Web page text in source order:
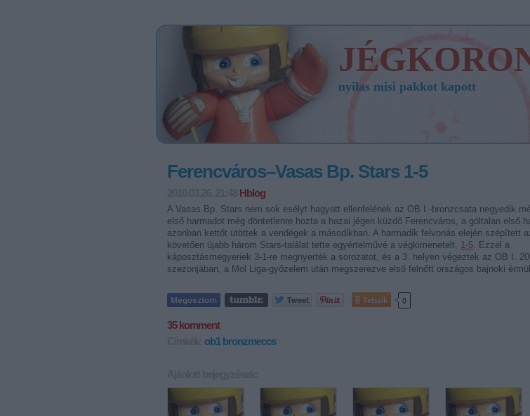
nyilas misi pakkot kapott
Ferencváros–Vasas Bp. Stars 1-5
Hblog
A Vasas Bp. Stars nem sok esélyt hagyott ellenfelének az OB I.-bronzcsata negyedik
első harmadot még döntetlenre hozta a hazai jégen küzdő Ferencváros, a góltalan első
azonban kettőt ütöttek a vendégek a másodikban. A harmadik felvonás elején szépített
követően újabb három Stars-találat tette egyértelművé a végkimenetelt, 1-5. Ezzel a
káposztásmegyeriek 3-1-re megnyerték a sorozatot, és a 3. helyen végeztek az OB I.
szezonjában, a Mol Liga-győzelem után megszerezve első felnőtt országos bajnoki
Tetszik 0
35komment
ob1 bronzmeccs